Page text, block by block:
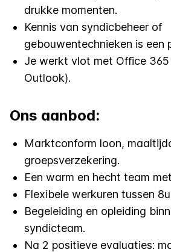
drukke momenten.
Kennis van syndicbeheer of
gebouwentechnieken is een
Je werkt vlot met Office 365
Outlook).
Ons aanbod:
Marktconform loon,
groepsverzekering.
Een warm en hecht team
Flexibele werkuren tussen
Begeleiding en opleiding
syndicteam.
Na 2 positieve evaluaties: